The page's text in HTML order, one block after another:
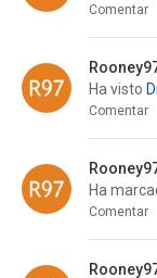
Comentar
Ha visto
Comentar
Ha
Comentar